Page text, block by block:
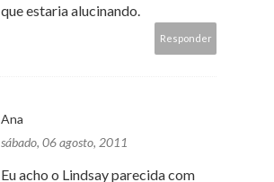
que estaria alucinando.
Responder
Ana
sábado, 06 agosto, 2011
Eu acho o Lindsay parecida com